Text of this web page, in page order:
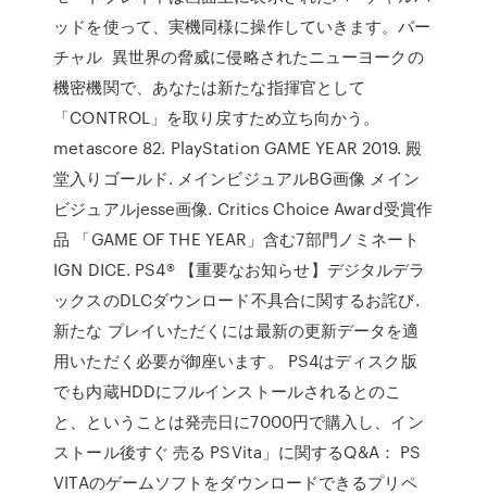
ッドを使って、実機同様に操作していきます。バー
チャル 異世界の脅威に侵略されたニューヨークの
機密機関で、あなたは新たな指揮官として
「CONTROL」を取り戻すため立ち向かう。
metascore 82. PlayStation GAME YEAR 2019. 殿
堂入りゴールド. メインビジュアルBG画像 メイン
ビジュアルjesse画像. Critics Choice Award受賞作
品 「GAME OF THE YEAR」含む7部門ノミネート
IGN DICE. PS4® 【重要なお知らせ】デジタルデラ
ックスのDLCダウンロード不具合に関するお詫び.
新たな プレイいただくには最新の更新データを適
用いただく必要が御座います。 PS4はディスク版
でも内蔵HDDにフルインストールされるとのこ
と、ということは発売日に7000円で購入し、イン
ストール後すぐ 売る PSVita」に関するQ&A： PS
VITAのゲームソフトをダウンロードできるプリペ